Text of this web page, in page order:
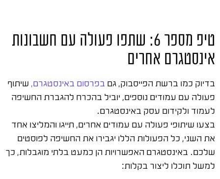
טיפ מספר 6: שתפו פעולה עם חשבונות
אינסטגרם אחרים
בדיוק כמו ברשת הפייסבוק, גם בפרסום באינסטגרם, שיתוף
פעולה עם עמודים נוספים, יוביל בהכרח להגברת החשיפה
לעמוד ולקידום עסק באינסטגרם.
בצעו שיתופי פעולה עם עמודים אחרים, תייגו והמליצו אחד
את השני, כל הפעולות הללו יגבירו את החשיפה לפוסטים
שלכם. באינסטגרם האפשרויות הן כמעט בלתי מוגבלות, כך
למשל תוכלו ליצור בקלות: